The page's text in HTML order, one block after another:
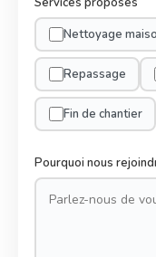
Nettoyage
Repassage
Fin de chantier
Pourquoi nous